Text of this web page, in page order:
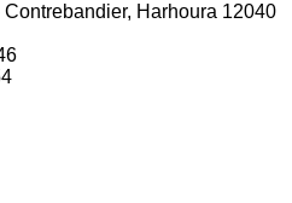
Harhoura 12040